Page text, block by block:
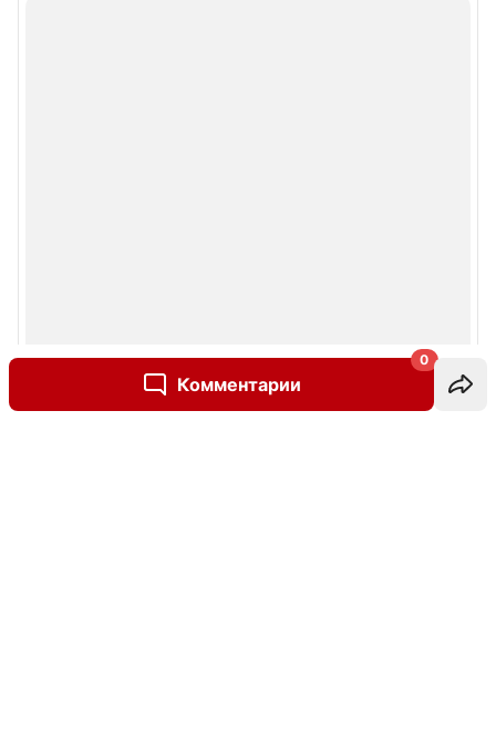
Комментарии
0